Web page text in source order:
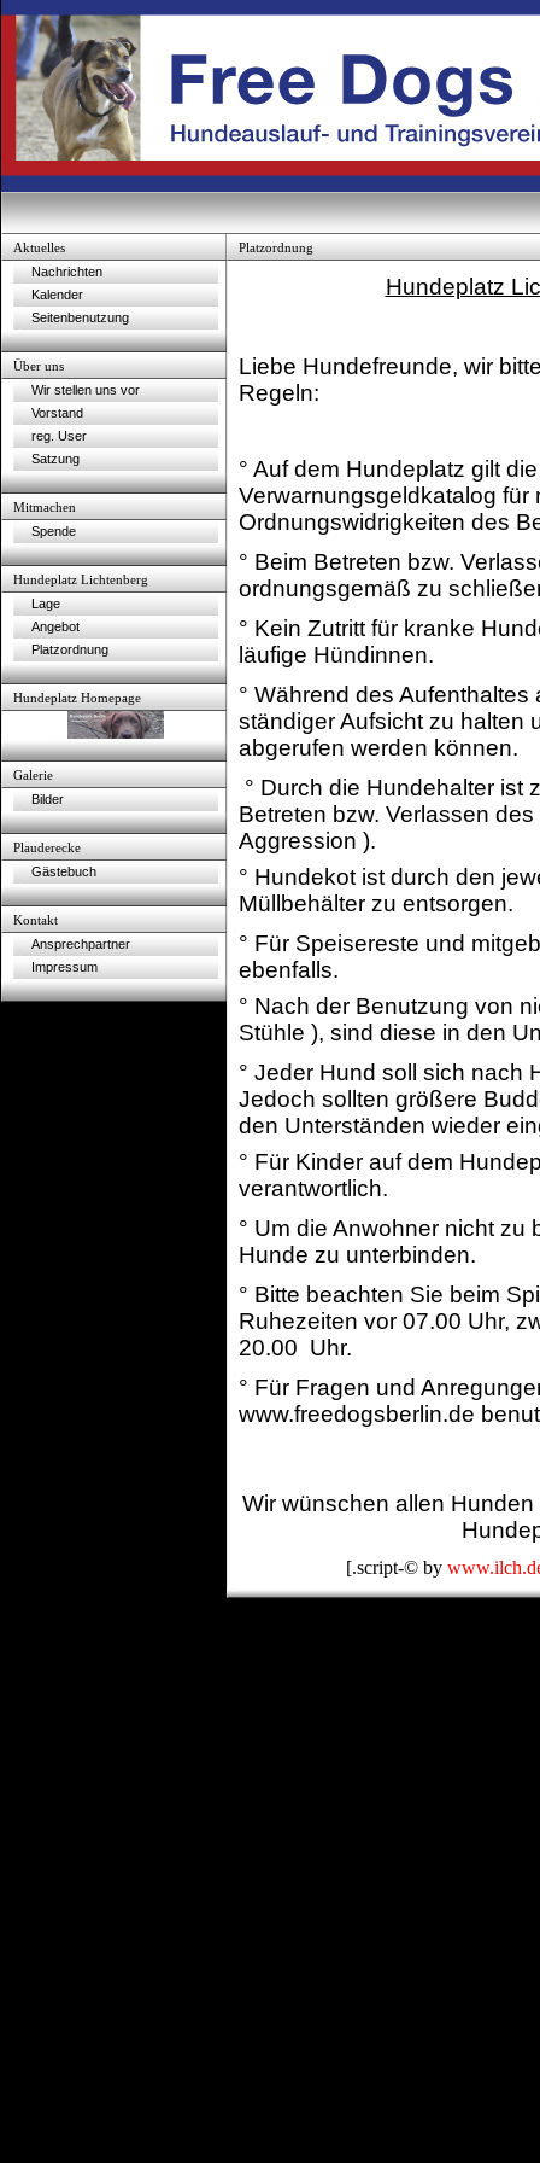
Aktuelles
Nachrichten
Kalender
Seitenbenutzung
Über uns
Wir stellen uns vor
Vorstand
reg. User
Satzung
Mitmachen
Spende
Hundeplatz Lichtenberg
Lage
Angebot
Platzordnung
Hundeplatz Homepage
Galerie
Bilder
Plauderecke
Gästebuch
Kontakt
Ansprechpartner
Impressum
Platzordnung
Hundeplatz
Liebe Hundefreunde, wir
Regeln:
° Auf dem Hundeplatz gilt
Verwarnungsgeldkatalog für
Ordnungswidrigkeiten des
° Beim Betreten bzw.
ordnungsgemäß zu
° Kein Zutritt für kranke
läufige Hündinnen.
° Während des
ständiger Aufsicht zu halten
abgerufen werden können.
° Durch die Hundehalter ist
Betreten bzw. Verlassen
Aggression ).
° Hundekot ist durch den
Müllbehälter zu entsorgen.
° Für Speisereste und
ebenfalls.
° Nach der Benutzung von
Stühle ), sind diese in den
° Jeder Hund soll sich nach
Jedoch sollten größere
den Unterständen wieder
° Für Kinder auf dem
verantwortlich.
° Um die Anwohner nicht zu
Hunde zu unterbinden.
° Bitte beachten Sie beim
Ruhezeiten vor 07.00 Uhr,
20.00 Uhr.
° Für Fragen und
www.freedogsberlin.de
Wir wünschen allen
[.script-© by